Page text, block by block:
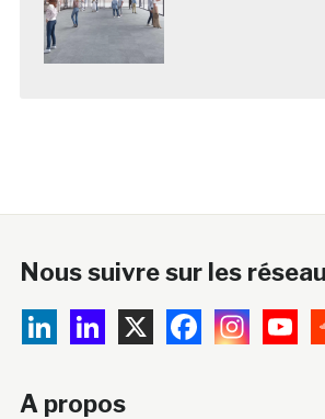
Nous suivre sur les
A propos